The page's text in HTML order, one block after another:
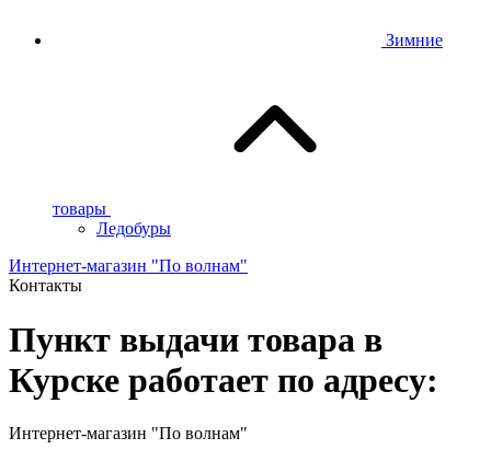
Зимние
товары
Ледобуры
Интернет-магазин "По волнам"
Контакты
Пункт выдачи товара в
Курске работает по адресу:
Интернет-магазин "По волнам"